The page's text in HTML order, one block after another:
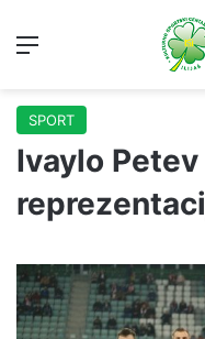
SPORT
Ivaylo